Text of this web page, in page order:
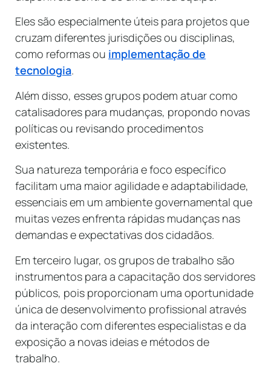
Eles são especialmente úteis para projetos que
cruzam diferentes jurisdições ou disciplinas,
como reformas ou implementação de
tecnologia.
Além disso, esses grupos podem atuar como
catalisadores para mudanças, propondo novas
políticas ou revisando procedimentos
existentes.
Sua natureza temporária e foco específico
facilitam uma maior agilidade e adaptabilidade,
essenciais em um ambiente governamental que
muitas vezes enfrenta rápidas mudanças nas
demandas e expectativas dos cidadãos.
Em terceiro lugar, os grupos de trabalho são
instrumentos para a capacitação dos servidores
públicos, pois proporcionam uma oportunidade
única de desenvolvimento profissional através
da interação com diferentes especialistas e da
exposição a novas ideias e métodos de
trabalho.